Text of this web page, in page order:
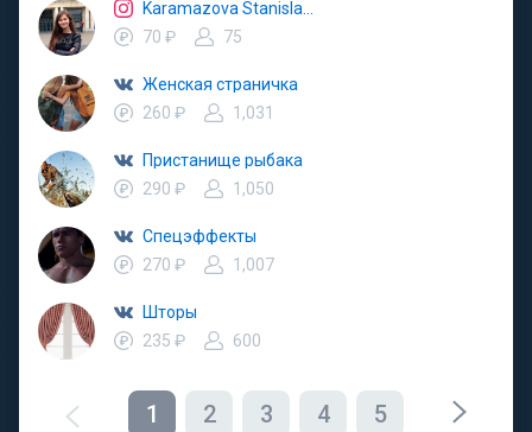
70 ₽
75
Женская страничка
260 ₽
1,031
Пристанище рыбака
290 ₽
1,050
Спецэффекты
270 ₽
1,007
Шторы
235 ₽
600
1 2 3 4 5